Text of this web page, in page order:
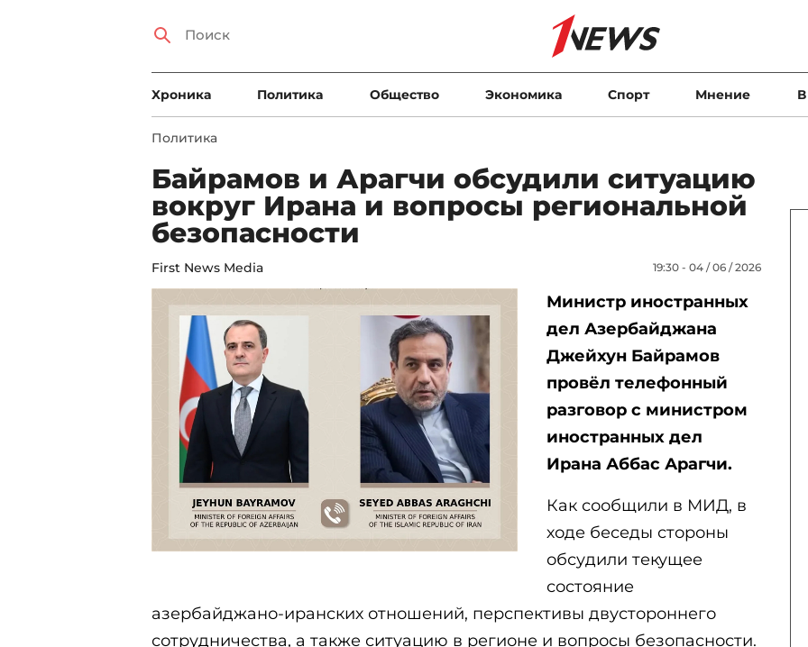
Xроника Политика Общество Экономика Спорт Мнение
Политика
Байрамов и Арагчи обсудили ситуацию
вокруг Ирана и вопросы региональной
безопасности
First News Media 19:30 - 04 / 06 / 2026
Министр иностранных
дел Азербайджана
Джейхун Байрамов
провёл телефонный
разговор с министром
иностранных дел
Ирана Аббас Арагчи.
Как сообщили в МИД, в
ходе беседы стороны
обсудили текущее
состояние
азербайджано-иранских отношений, перспективы двустороннего
сотрудничества, а также ситуацию в регионе и вопросы безопасности.